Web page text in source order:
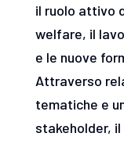
il ruolo attivo
welfare, il
e le nuove
Attraverso
tematiche e
stakeholder,